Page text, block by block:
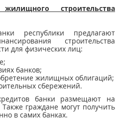
строительства
республики предлагают
строительства
для физических лиц:
банков;
жилищных облигаций;
сбережений.
банки размещают на
граждане могут получить
в самих банках.